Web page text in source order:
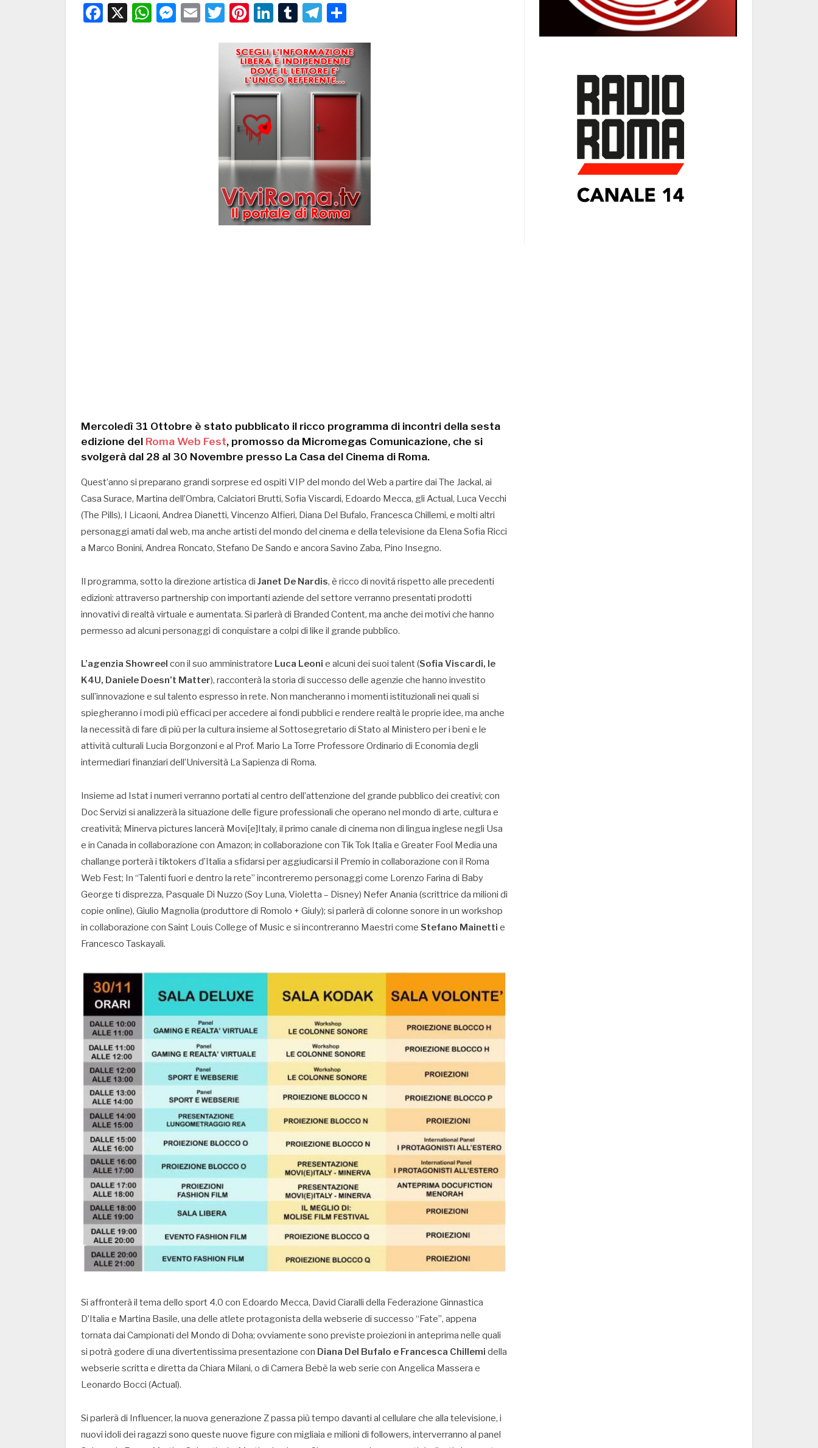
Facebook
X WhatsApp
Messenger
EmailTwitter
Pinterest
LinkedIn
TumblrTelegram
Mercoledì 31 Ottobre è stato pubblicato il ricco programma di incontri della sesta
edizione del Roma Web Fest, promosso da Micromegas Comunicazione, che si
svolgerà dal 28 al 30 Novembre presso La Casa del Cinema di Roma.
Quest’anno si preparano grandi sorprese ed ospiti VIP del mondo del Web a partire dai The Jackal, ai
Casa Surace, Martina dell’Ombra, Calciatori Brutti, Sofia Viscardi, Edoardo Mecca, gli Actual, Luca Vecchi
(The Pills), I Licaoni, Andrea Dianetti, Vincenzo Alfieri, Diana Del Bufalo, Francesca Chillemi, e molti altri
personaggi amati dal web, ma anche artisti del mondo del cinema e della televisione da Elena Sofia Ricci
a Marco Bonini, Andrea Roncato, Stefano De Sando e ancora Savino Zaba, Pino Insegno.
Il programma, sotto la direzione artistica di Janet De Nardis, è ricco di novitá rispetto alle precedenti
edizioni: attraverso partnership con importanti aziende del settore verranno presentati prodotti
innovativi di realtà virtuale e aumentata. Si parlerà di Branded Content, ma anche dei motivi che hanno
permesso ad alcuni personaggi di conquistare a colpi di like il grande pubblico.
L’agenzia Showreel con il suo amministratore Luca Leoni e alcuni dei suoi talent (Sofia Viscardi, le
K4U, Daniele Doesn’t Matter), racconterà la storia di successo delle agenzie che hanno investito
sull’innovazione e sul talento espresso in rete. Non mancheranno i momenti istituzionali nei quali si
spiegheranno i modi più efficaci per accedere ai fondi pubblici e rendere realtà le proprie idee, ma anche
la necessità di fare di più per la cultura insieme al Sottosegretario di Stato al Ministero per i beni e le
attività culturali Lucia Borgonzoni e al Prof. Mario La Torre Professore Ordinario di Economia degli
intermediari finanziari dell’Università La Sapienza di Roma.
Insieme ad Istat i numeri verranno portati al centro dell’attenzione del grande pubblico dei creativi; con
Doc Servizi si analizzerà la situazione delle figure professionali che operano nel mondo di arte, cultura e
creatività; Minerva pictures lancerà Movi[e]Italy, il primo canale di cinema non di lingua inglese negli Usa
e in Canada in collaborazione con Amazon; in collaborazione con Tik Tok Italia e Greater Fool Media una
challange porterà i tiktokers d’Italia a sfidarsi per aggiudicarsi il Premio in collaborazione con il Roma
Web Fest; In “Talenti fuori e dentro la rete” incontreremo personaggi come Lorenzo Farina di Baby
George ti disprezza, Pasquale Di Nuzzo (Soy Luna, Violetta – Disney) Nefer Anania (scrittrice da milioni di
copie online), Giulio Magnolia (produttore di Romolo + Giuly); si parlerà di colonne sonore in un workshop
in collaborazione con Saint Louis College of Music e si incontreranno Maestri come Stefano Mainetti e
Francesco Taskayali.
Si affronterà il tema dello sport 4.0 con Edoardo Mecca, David Ciaralli della Federazione Ginnastica
D’Italia e Martina Basile, una delle atlete protagonista della webserie di successo “Fate”, appena
tornata dai Campionati del Mondo di Doha; ovviamente sono previste proiezioni in anteprima nelle quali
si potrà godere di una divertentissima presentazione con Diana Del Bufalo e Francesca Chillemi della
webserie scritta e diretta da Chiara Milani, o di Camera Bebè la web serie con Angelica Massera e
Leonardo Bocci (Actual).
Si parlerà di Influencer, la nuova generazione Z passa più tempo davanti al cellulare che alla televisione, i
nuovi idoli dei ragazzi sono queste nuove figure con migliaia e milioni di followers, interverranno al panel